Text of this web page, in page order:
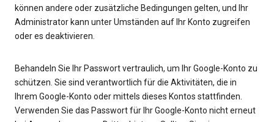
können andere oder zusätzliche Bedingungen gelten, und Ihr
Administrator kann unter Umständen auf Ihr Konto zugreifen
oder es deaktivieren.
Behandeln Sie Ihr Passwort vertraulich, um Ihr Google-Konto zu
schützen. Sie sind verantwortlich für die Aktivitäten, die in
Ihrem Google-Konto oder mittels dieses Kontos stattfinden.
Verwenden Sie das Passwort für Ihr Google-Konto nicht erneut